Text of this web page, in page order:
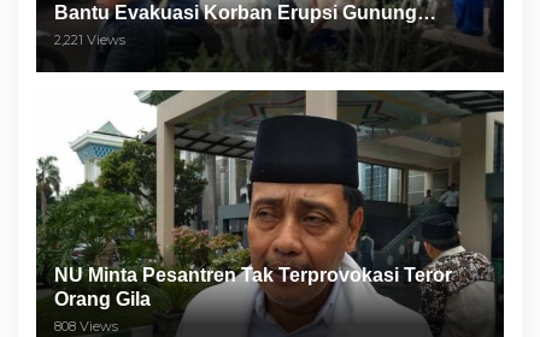
Bantu Evakuasi Korban Erupsi Gunung
Semeru
2,221 Views
NU Minta Pesantren Tak Terprovokasi Teror
Orang Gila
808 Views